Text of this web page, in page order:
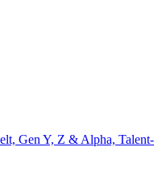
Gen Y, Z & Alpha, Talent-